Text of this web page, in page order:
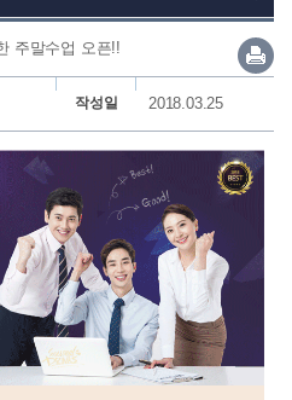
주말수업 오픈!!
작성일 2018.03.25